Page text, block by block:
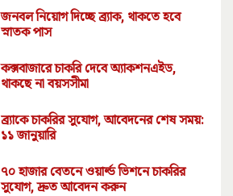
জনবল নিয়োগ দিচ্ছে ব্র্যাক, থাকতে হবে
স্নাতক পাস
কক্সবাজারে চাকরি দেবে অ্যাকশনএইড,
থাকছে না বয়সসীমা
ব্র্যাকে চাকরির সুযোগ, আবেদনের শেষ সময়:
১১ জানুয়ারি
৭০ হাজার বেতনে ওয়ার্ল্ড ভিশনে চাকরির
সুযোগ, দ্রুত আবেদন করুন